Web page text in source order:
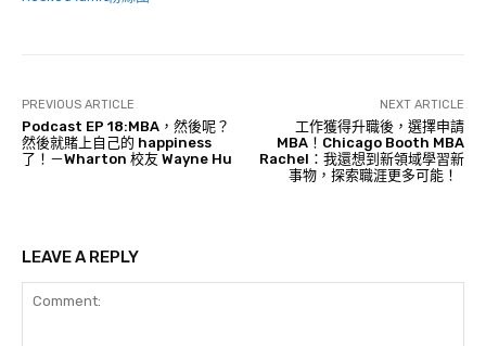
PREVIOUS ARTICLE
Podcast EP 18:MBA，然後呢？
然後就賭上自己的 happiness
了！－Wharton 校友 Wayne Hu
NEXT ARTICLE
工作獲得升職後，選擇申請
MBA！Chicago Booth MBA
Rachel：我還想到新領域學習新
事物，探索職涯更多可能！
LEAVE A REPLY